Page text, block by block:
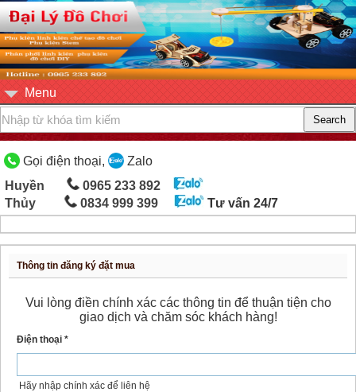
Menu
Gọi điện thoại,
Zalo
Huyền
0965 233 892
Thủy
0834 999 399 Tư vấn 24/7
Thông tin đăng ký đặt mua
Vui lòng điền chính xác các thông tin để thuận tiện cho
giao dịch và chăm sóc khách hàng!
Điện thoại *
Hãy nhập chính xác để liên hệ